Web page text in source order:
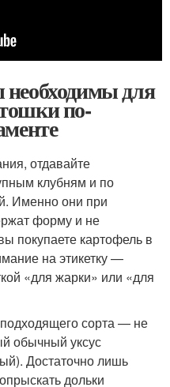
для
по-
отдавайте
клубням и по
Именно они при
форму и не
покупаете картофель в
на этикетку —
«для жарки» или «для
сорта — не
обычный уксус
Достаточно лишь
дольки